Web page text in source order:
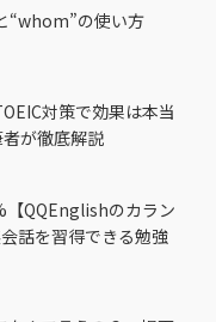
“whom”の使い方
対策で効果は本当
が徹底解説
【QQEnglishのカラン
話を習得できる勉強